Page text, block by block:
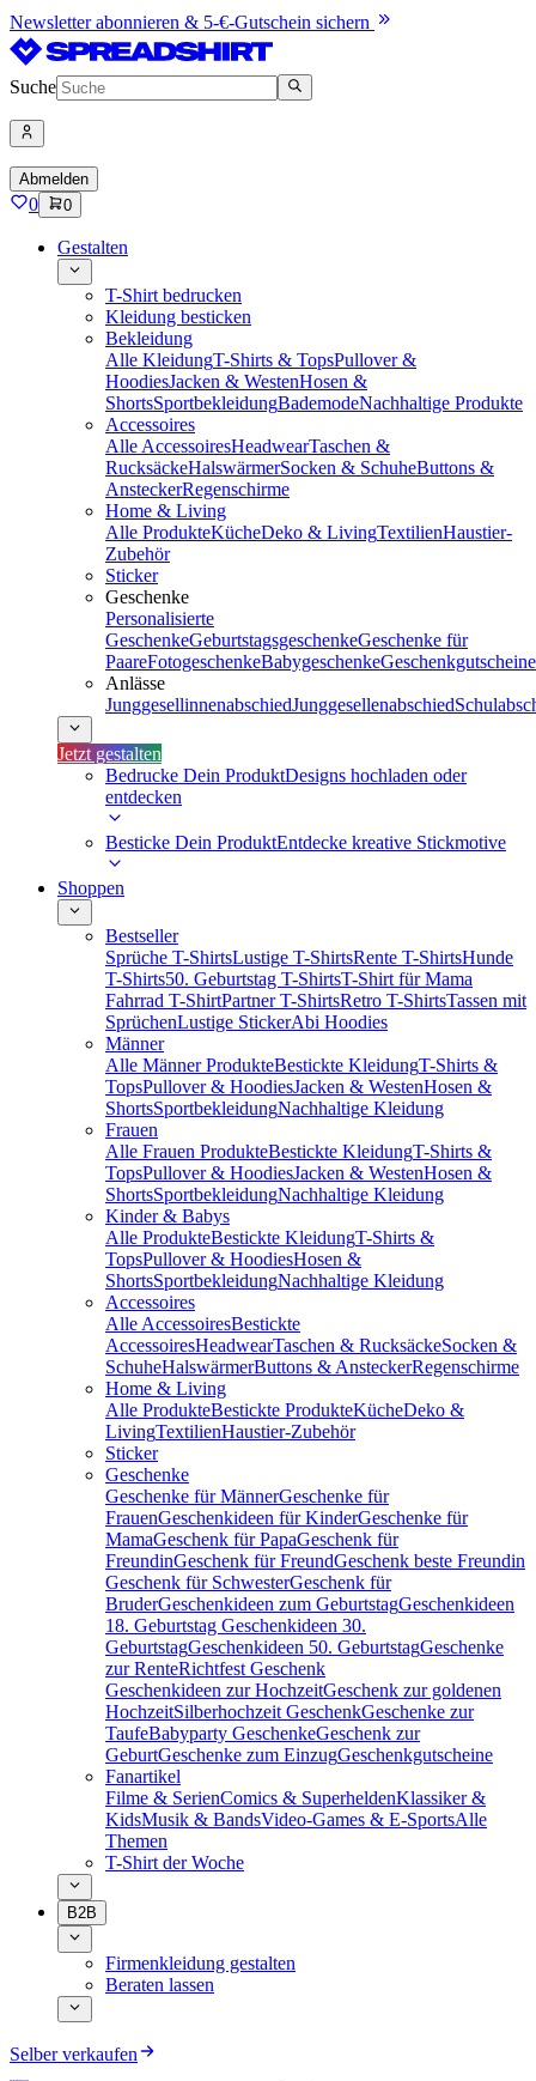
Newsletter abonnieren & 5-€-Gutschein sichern
Suche
Abmelden
0 0
Gestalten
T-Shirt bedrucken
Kleidung besticken
Bekleidung
Alle KleidungT-Shirts & TopsPullover &
HoodiesJacken & WestenHosen &
ShortsSportbekleidungBademodeNachhaltige Produkte
Accessoires
Alle AccessoiresHeadwearTaschen &
RucksäckeHalswärmerSocken & SchuheButtons &
AnsteckerRegenschirme
Home & Living
Alle ProdukteKücheDeko & LivingTextilienHaustier-
Zubehör
Sticker
Geschenke
Personalisierte
GeschenkeGeburtstagsgeschenkeGeschenke für
PaareFotogeschenkeBabygeschenkeGeschenkgutscheine
Anlässe
JunggesellinnenabschiedJunggesellenabschied
Jetzt gestalten
Bedrucke Dein ProduktDesigns hochladen oder
entdecken
Besticke Dein ProduktEntdecke kreative Stickmotive
Shoppen
Bestseller
Sprüche T-ShirtsLustige T-ShirtsRente T-ShirtsHunde
T-Shirts50. Geburtstag T-ShirtsT-Shirt für Mama
Fahrrad T-ShirtPartner T-ShirtsRetro T-ShirtsTassen mit
SprüchenLustige StickerAbi Hoodies
Männer
Alle Männer ProdukteBestickte KleidungT-Shirts &
TopsPullover & HoodiesJacken & WestenHosen &
ShortsSportbekleidungNachhaltige Kleidung
Frauen
Alle Frauen ProdukteBestickte KleidungT-Shirts &
TopsPullover & HoodiesJacken & WestenHosen &
ShortsSportbekleidungNachhaltige Kleidung
Kinder & Babys
Alle ProdukteBestickte KleidungT-Shirts &
TopsPullover & HoodiesHosen &
ShortsSportbekleidungNachhaltige Kleidung
Accessoires
Alle AccessoiresBestickte
AccessoiresHeadwearTaschen & RucksäckeSocken &
SchuheHalswärmerButtons & AnsteckerRegenschirme
Home & Living
Alle ProdukteBestickte ProdukteKücheDeko &
LivingTextilienHaustier-Zubehör
Sticker
Geschenke
Geschenke für MännerGeschenke für
FrauenGeschenkideen für KinderGeschenke für
MamaGeschenk für PapaGeschenk für
FreundinGeschenk für FreundGeschenk beste Freundin
Geschenk für SchwesterGeschenk für
BruderGeschenkideen zum GeburtstagGeschenkideen
18. Geburtstag Geschenkideen 30.
GeburtstagGeschenkideen 50. GeburtstagGeschenke
zur RenteRichtfest Geschenk
Geschenkideen zur HochzeitGeschenk zur goldenen
HochzeitSilberhochzeit GeschenkGeschenke zur
TaufeBabyparty GeschenkeGeschenk zur
GeburtGeschenke zum EinzugGeschenkgutscheine
Fanartikel
Filme & SerienComics & SuperheldenKlassiker &
KidsMusik & BandsVideo-Games & E-SportsAlle
Themen
T-Shirt der Woche
B2B
Firmenkleidung gestalten
Beraten lassen
Selber verkaufen